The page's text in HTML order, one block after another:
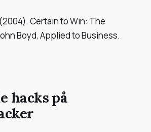
Certain to Win: The
Boyd, Applied to Business.
hacks på